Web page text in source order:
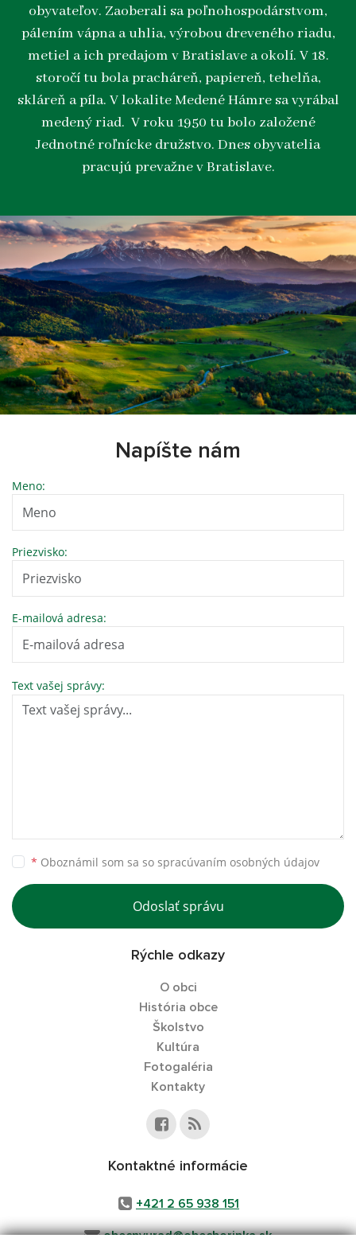
obyvateľov. Zaoberali sa poľnohospodárstvom,
pálením vápna a uhlia, výrobou dreveného riadu,
metiel a ich predajom v Bratislave a okolí. V 18.
storočí tu bola pracháreň, papiereň, tehelňa,
skláreň a píla. V lokalite Medené Hámre sa vyrábal
medený riad. V roku 1950 tu bolo založené
Jednotné roľnícke družstvo. Dnes obyvatelia
pracujú prevažne v Bratislave.
Napíšte nám
Meno:
Priezvisko:
E-mailová adresa:
Text vašej správy:
* Oboznámil som sa so spracúvaním osobných údajov
Odoslať správu
Rýchle odkazy
O obci
História obce
Školstvo
Kultúra
Fotogaléria
Kontakty
Kontaktné informácie
+421 2 65 938 151​​​​​​​